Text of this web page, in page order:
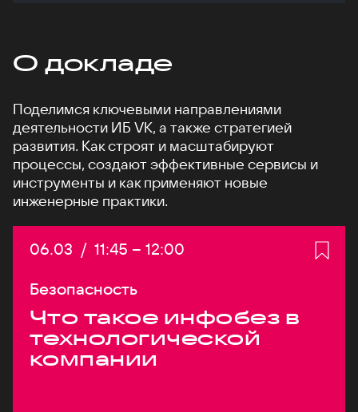
О докладе
Поделимся ключевыми направлениями
деятельности ИБ VK, а также стратегией
развития. Как строят и масштабируют
процессы, создают эффективные сервисы и
инструменты и как применяют новые
инженерные практики.
Дата:
06.03 / Начало:
11:45 – Конец:
12:00
Безопасность
Что такое инфобез в
технологической
компании